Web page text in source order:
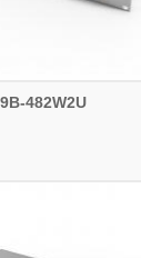
482W2U